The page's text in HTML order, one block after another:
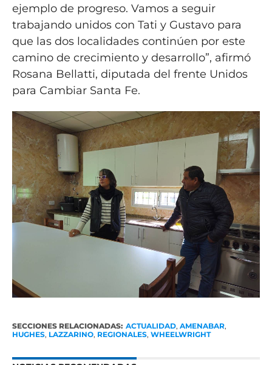
ejemplo de progreso. Vamos a seguir
trabajando unidos con Tati y Gustavo para
que las dos localidades continúen por este
camino de crecimiento y desarrollo”, afirmó
Rosana Bellatti, diputada del frente Unidos
para Cambiar Santa Fe.
SECCIONES RELACIONADAS: ACTUALIDAD, AMENABAR,
HUGHES, LAZZARINO, REGIONALES, WHEELWRIGHT